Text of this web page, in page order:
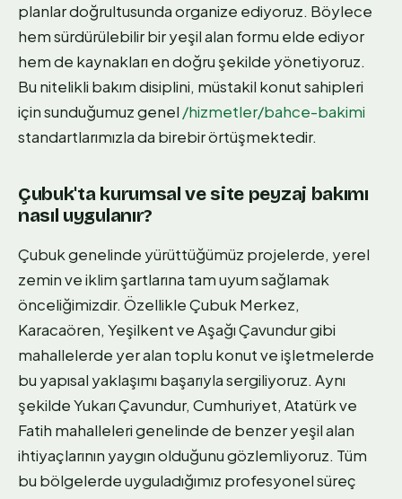
planlar doğrultusunda organize ediyoruz. Böylece
hem sürdürülebilir bir yeşil alan formu elde ediyor
hem de kaynakları en doğru şekilde yönetiyoruz.
Bu nitelikli bakım disiplini, müstakil konut sahipleri
için sunduğumuz genel /hizmetler/bahce-bakimi
standartlarımızla da birebir örtüşmektedir.
Çubuk'ta kurumsal ve site peyzaj bakımı
nasıl uygulanır?
Çubuk genelinde yürüttüğümüz projelerde, yerel
zemin ve iklim şartlarına tam uyum sağlamak
önceliğimizdir. Özellikle Çubuk Merkez,
Karacaören, Yeşilkent ve Aşağı Çavundur gibi
mahallelerde yer alan toplu konut ve işletmelerde
bu yapısal yaklaşımı başarıyla sergiliyoruz. Aynı
şekilde Yukarı Çavundur, Cumhuriyet, Atatürk ve
Fatih mahalleleri genelinde de benzer yeşil alan
ihtiyaçlarının yaygın olduğunu gözlemliyoruz. Tüm
bu bölgelerde uyguladığımız profesyonel süreç